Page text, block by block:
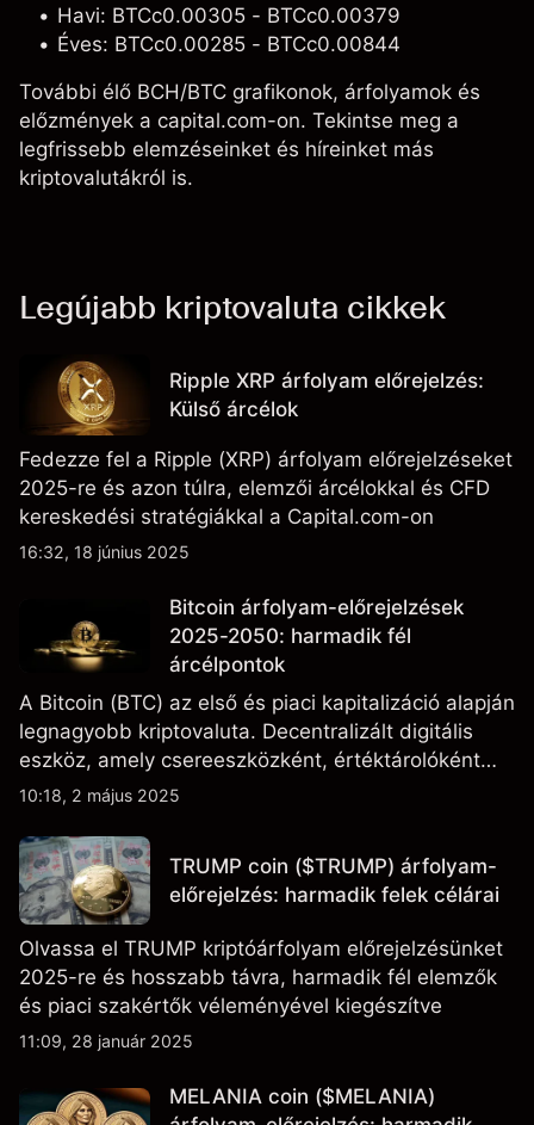
Havi: BTCc0.00305 - BTCc0.00379
Éves: BTCc0.00285 - BTCc0.00844
További élő BCH/BTC grafikonok, árfolyamok és
előzmények a capital.com-on. Tekintse meg a
legfrissebb elemzéseinket és híreinket más
kriptovalutákról is.
Legújabb kriptovaluta cikkek
Ripple XRP árfolyam előrejelzés:
Külső árcélok
Fedezze fel a Ripple (XRP) árfolyam előrejelzéseket
2025-re és azon túlra, elemzői árcélokkal és CFD
kereskedési stratégiákkal a Capital.com-on
16:32, 18 június 2025
Bitcoin árfolyam-előrejelzések
2025-2050: harmadik fél
árcélpontok
A Bitcoin (BTC) az első és piaci kapitalizáció alapján
legnagyobb kriptovaluta. Decentralizált digitális
eszköz, amely csereeszközként, értéktárolóként
szolgál, és gyakran tekintik potenciális fedezeti
10:18, 2 május 2025
TRUMP coin ($TRUMP) árfolyam-
előrejelzés: harmadik felek célárai
Olvassa el TRUMP kriptóárfolyam előrejelzésünket
2025-re és hosszabb távra, harmadik fél elemzők
és piaci szakértők véleményével kiegészítve
11:09, 28 január 2025
MELANIA coin ($MELANIA)